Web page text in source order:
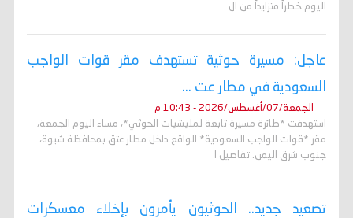
اليوم خطراً متزايداً من ال
عاجل: مسيرة حوثية تستهدف مقر قوات الواجب
السعودية في مطار عت ...
الجمعة/07/أغسطس/2026 - 10:43 م
استهدفت *طائرة مسيرة تابعة لمليشيات الحوثي*، مساء اليوم الجمعة،
مقر *قوات الواجب السعودية* الواقع داخل مطار عتق بمحافظة شبوة،
جنوب شرق اليمن. تفاصيل ا
تصعيد جديد.. الحوثيون يأمرون بإخلاء معسكرات